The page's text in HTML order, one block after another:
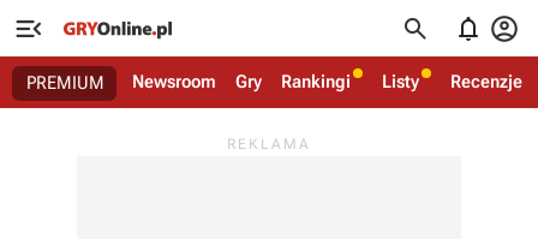
   
PREMIUM Newsroom Gry Rankingi Listy Recenzje